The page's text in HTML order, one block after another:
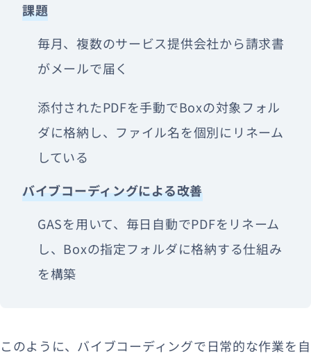
課題
毎月、複数のサービス提供会社から請求書
がメールで届く
添付されたPDFを手動でBoxの対象フォル
ダに格納し、ファイル名を個別にリネーム
している
バイブコーディングによる改善
GASを用いて、毎日自動でPDFをリネーム
し、Boxの指定フォルダに格納する仕組み
を構築
このように、バイブコーディングで日常的な作業を自